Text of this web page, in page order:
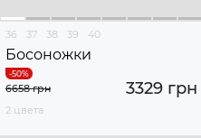
36 37 38 39 40
Босоножки
3329 грн
6658 грн
2 цвета